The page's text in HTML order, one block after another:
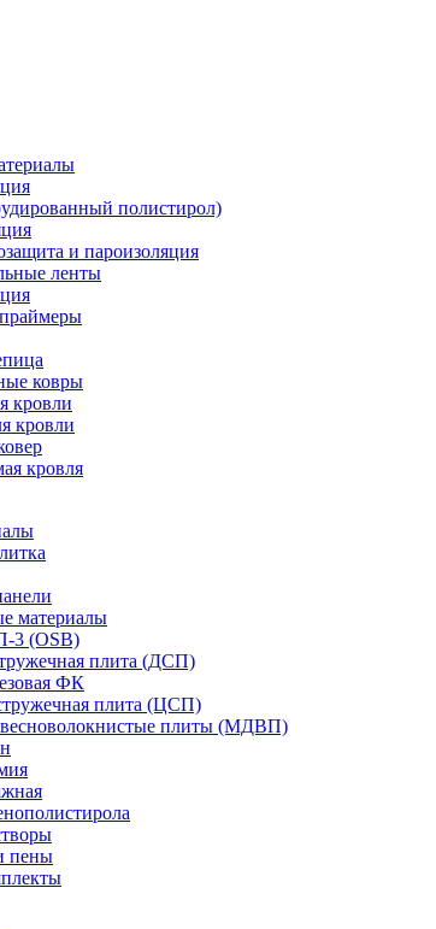
полистирол)
и пароизоляция
ленты
ковры
кровли
кровли
кровля
материалы
3 (OSB)
плита (ДСП)
ФК
плита (ЦСП)
плиты (МДВП)
пены